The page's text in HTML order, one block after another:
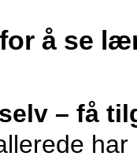
å se
– få